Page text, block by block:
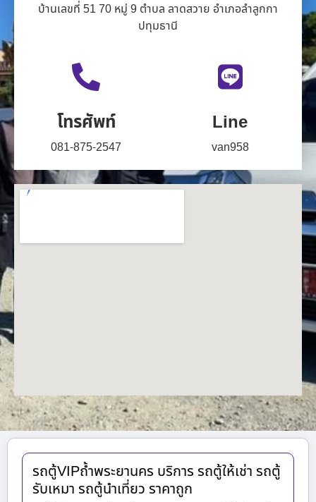
บ้านเลขที่ 51 70 หมู่ 9 ตำบล ลาดสวาย อำเภอลำลูกกา
ปทุมธานี
โทรศัพท์
081-875-2547
Line
van958
รถตู้VIPถ้ำพระยานคร บริการ รถตู้ให้เช่า รถตู้
รับเหมา รถตู้นำเที่ยว ราคาถูก